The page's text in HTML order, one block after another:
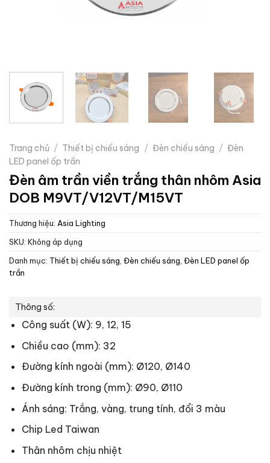
Trang chủ / Thiết bị chiếu sáng / Đèn chiếu sáng / Đèn
LED panel ốp trần
Đèn âm trần viền trắng thân nhôm Asia
DOB M9VT/V12VT/M15VT
Thương hiệu: Asia Lighting
SKU: Không áp dụng
Danh mục: Thiết bị chiếu sáng, Đèn chiếu sáng, Đèn LED panel ốp
trần
Thông số:
Công suất (W): 9, 12, 15
Chiều cao (mm): 32
Đường kính ngoài (mm): Ø120, Ø140
Đường kính trong (mm): Ø90, Ø110
Ánh sáng: Trắng, vàng, trung tính, đổi 3 màu
Chip Led Taiwan
Thân nhôm chịu nhiệt